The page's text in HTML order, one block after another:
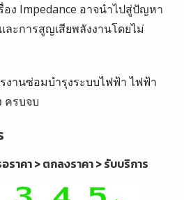
อง Impedance อาจนำไปสู่ปัญหา
ะการสูญเสียพลังงานโดยไม่
งานซ่อมบำรุงระบบไฟฟ้า ไฟฟ้า
ครบจบ
าคา > ตกลงราคา > รับบริการ